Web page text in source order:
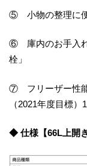
⑤ 小物の整理に便
⑥ 庫内のお手入れ
栓」
⑦ フリーザー性能
（2021年度目標）
◆ 仕様【66L上開